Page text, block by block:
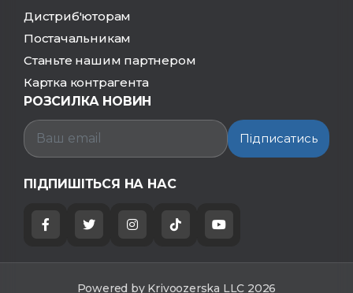
Дистриб'юторам
Постачальникам
Станьте нашим партнером
Картка контрагента
РОЗСИЛКА НОВИН
Підписатись
ПІДПИШІТЬСЯ НА НАС
Powered by Krivoozerska LLC 2026